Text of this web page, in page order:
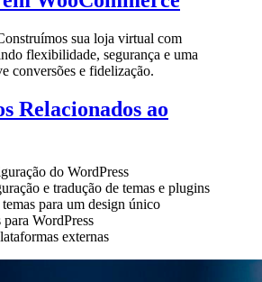
sua loja virtual com
flexibilidade, segurança e uma
conversões e fidelização.
Relacionados ao
do WordPress
e tradução de temas e plugins
para um design único
WordPress
externas